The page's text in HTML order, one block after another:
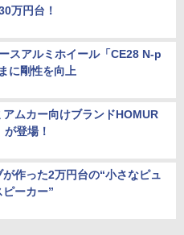
万円台！
スアルミホイール「CE28 N-p
に剛性を向上
アムカー向けブランドHOMUR
登場！
作った2万円台の“小さなピュ
ーカー”